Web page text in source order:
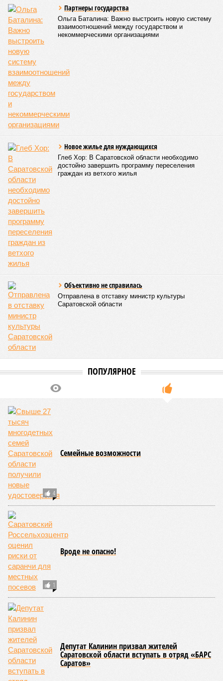
Партнеры государства
Ольга Баталина: Важно выстроить новую систему
взаимоотношений между государством и
некоммерческими организациями
Новое жилье для нуждающихся
Глеб Хор: В Саратовской области необходимо
достойно завершить программу переселения
граждан из ветхого жилья
Объективно не справилась
Отправлена в отставку министр культуры
Саратовской области
ПОПУЛЯРНОЕ
4
Семейные возможности
1
Вроде не опасно!
Депутат Калинин призвал жителей
Саратовской области вступать в отряд «БАРС
Саратов»